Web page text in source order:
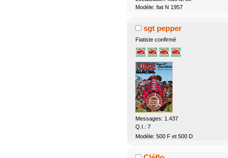
Modèle: fiat N 1957
sgt pepper
Fiatiste confirmé
Messages: 1.437
Q.I.: 7
Modèle: 500 F et 500 D